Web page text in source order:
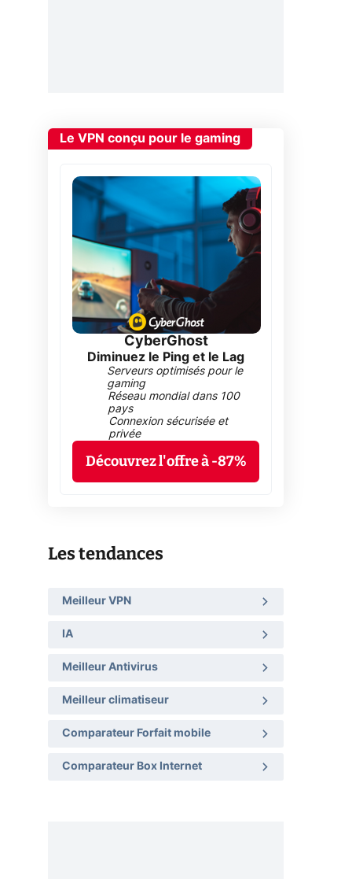
Le VPN conçu pour le gaming
CyberGhost
Diminuez le Ping et le Lag
Serveurs optimisés pour le
gaming
Réseau mondial dans 100
pays
Connexion sécurisée et
privée
Découvrez l'offre à -87%
Les tendances
Meilleur VPN
IA
Meilleur Antivirus
Meilleur climatiseur
Comparateur Forfait mobile
Comparateur Box Internet